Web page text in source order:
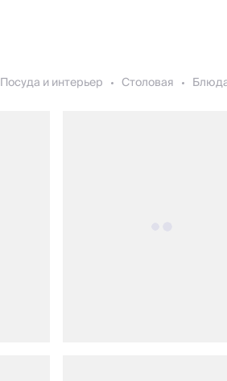
Посуда и интерьер Столовая